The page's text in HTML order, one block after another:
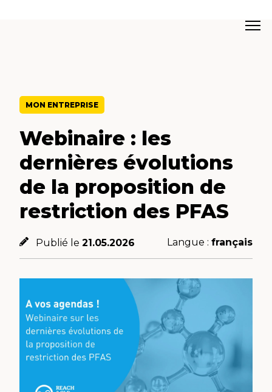
MON ENTREPRISE
Webinaire : les
dernières évolutions
de la proposition de
restriction des PFAS
Publié le 21.05.2026 Langue : français